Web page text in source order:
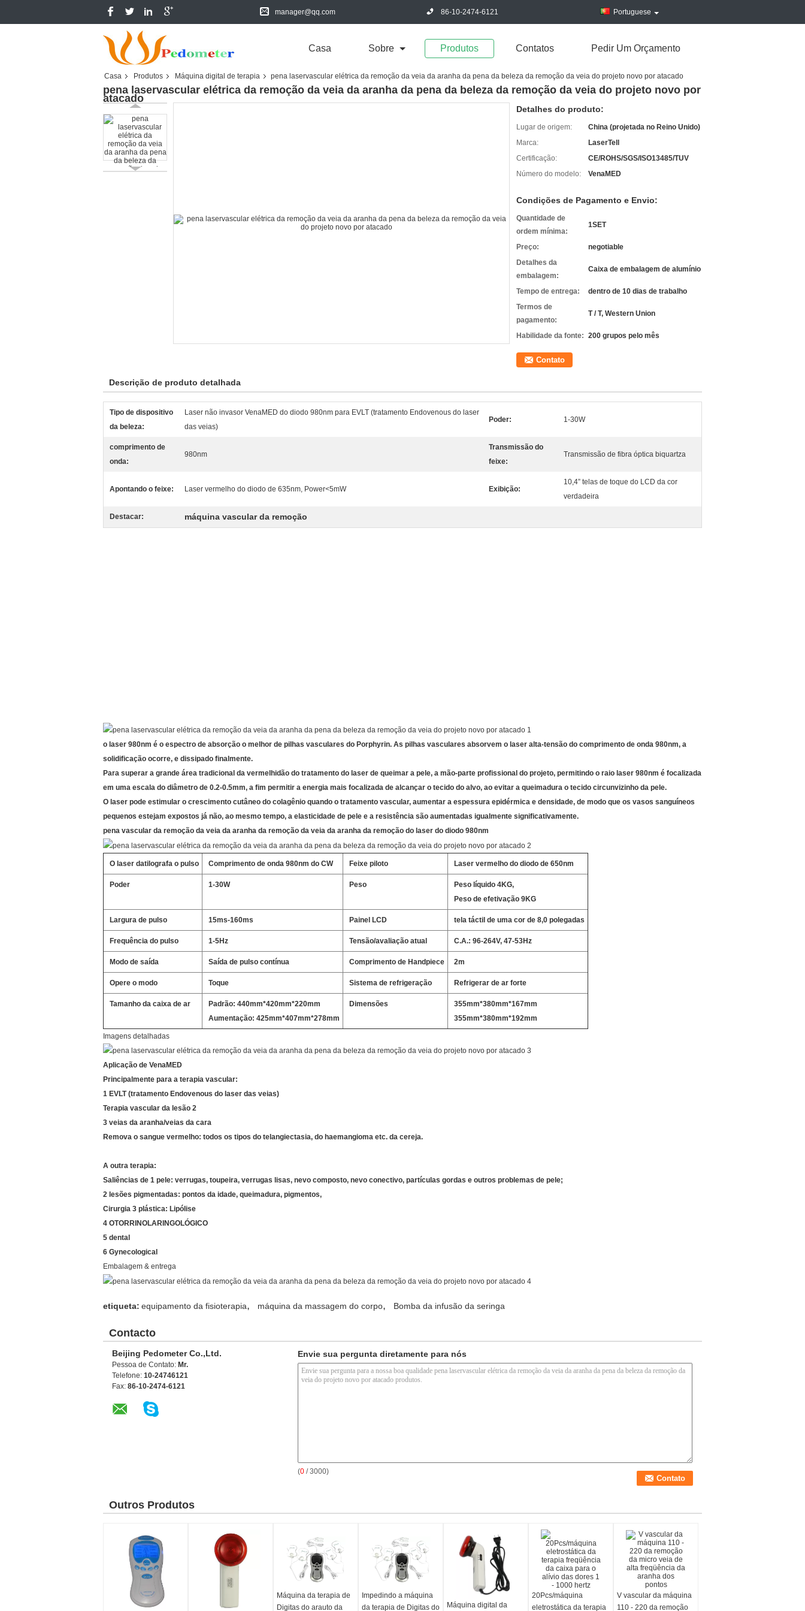
manager@qq.com 86-10-2474-6121 Portuguese
Casa Sobre Produtos Contatos Pedir Um Orçamento
Casa Produtos Máquina digital de terapia pena laservascular elétrica da remoção da veia da aranha da pena da beleza da remoção da veia do projeto novo por atacado
pena laservascular elétrica da remoção da veia da aranha da pena da beleza da remoção da veia do projeto novo por
atacado
Detalhes do produto:
Lugar de origem:
China (projetada no Reino Unido)
Marca:
LaserTell
Certificação:
CE/ROHS/SGS/ISO13485/TUV
Número do modelo:
VenaMED
Condições de Pagamento e Envio:
Quantidade de
ordem mínima:
1SET
Preço:
negotiable
Detalhes da
embalagem:
Caixa de embalagem de alumínio
Tempo de entrega:
dentro de 10 dias de trabalho
Termos de
pagamento:
T / T, Western Union
Habilidade da fonte: 200 grupos pelo mês
Contato
Descrição de produto detalhada
Tipo de dispositivo
da beleza:
Laser não invasor VenaMED do diodo 980nm para EVLT (tratamento Endovenous do laser
das veias)
Poder: 1-30W
comprimento de
onda:
980nm
Transmissão do
feixe:
Transmissão de fibra óptica biquartza
Apontando o feixe: Laser vermelho do diodo de 635nm, Power<5mW Exibição:
10,4” telas de toque do LCD da cor
verdadeira
Destacar: máquina vascular da remoção
o laser 980nm é o espectro de absorção o melhor de pilhas vasculares do Porphyrin. As pilhas vasculares absorvem o laser alta-tensão do comprimento de onda 980nm, a
solidificação ocorre, e dissipado finalmente.
Para superar a grande área tradicional da vermelhidão do tratamento do laser de queimar a pele, a mão-parte profissional do projeto, permitindo o raio laser 980nm é focalizada
em uma escala do diâmetro de 0.2-0.5mm, a fim permitir a energia mais focalizada de alcançar o tecido do alvo, ao evitar a queimadura o tecido circunvizinho da pele.
O laser pode estimular o crescimento cutâneo do colagênio quando o tratamento vascular, aumentar a espessura epidérmica e densidade, de modo que os vasos sanguíneos
pequenos estejam expostos já não, ao mesmo tempo, a elasticidade de pele e a resistência são aumentadas igualmente significativamente.
pena vascular da remoção da veia da aranha da remoção da veia da aranha da remoção do laser do diodo 980nm
O laser datilografa o pulso Comprimento de onda 980nm do CW Feixe piloto Laser vermelho do diodo de 650nm
Poder 1-30W Peso
Peso líquido 4KG,
Peso de efetivação 9KG
Largura de pulso 15ms-160ms Painel LCD tela táctil de uma cor de 8,0 polegadas
Frequência do pulso 1-5Hz Tensão/avaliação atual C.A.: 96-264V, 47-53Hz
Modo de saída Saída de pulso contínua Comprimento de Handpiece 2m
Opere o modo Toque Sistema de refrigeração Refrigerar de ar forte
Tamanho da caixa de ar
Padrão: 440mm*420mm*220mm
Aumentação: 425mm*407mm*278mm
Dimensões
355mm*380mm*167mm
355mm*380mm*192mm
Imagens detalhadas
Aplicação de VenaMED
Principalmente para a terapia vascular:
1 EVLT (tratamento Endovenous do laser das veias)
Terapia vascular da lesão 2
3 veias da aranha/veias da cara
Remova o sangue vermelho: todos os tipos do telangiectasia, do haemangioma etc. da cereja.
A outra terapia:
Saliências de 1 pele: verrugas, toupeira, verrugas lisas, nevo composto, nevo conectivo, partículas gordas e outros problemas de pele;
2 lesões pigmentadas: pontos da idade, queimadura, pigmentos,
Cirurgia 3 plástica: Lipólise
4 OTORRINOLARINGOLÓGICO
5 dental
6 Gynecological
Embalagem & entrega
etiqueta: equipamento da fisioterapia, máquina da massagem do corpo, Bomba da infusão da seringa
Contacto
Beijing Pedometer Co.,Ltd.
Pessoa de Contato: Mr.
Telefone: 10-24746121
Fax: 86-10-2474-6121
Envie sua pergunta diretamente para nós
(0 / 3000)
Outros Produtos
Máquina da terapia de
Digitas do arauto da
Impedindo a máquina
da terapia de Digitas do
Máquina digital da
20Pcs/máquina
eletrostática da terapia
V vascular da máquina
110 - 220 da remoção